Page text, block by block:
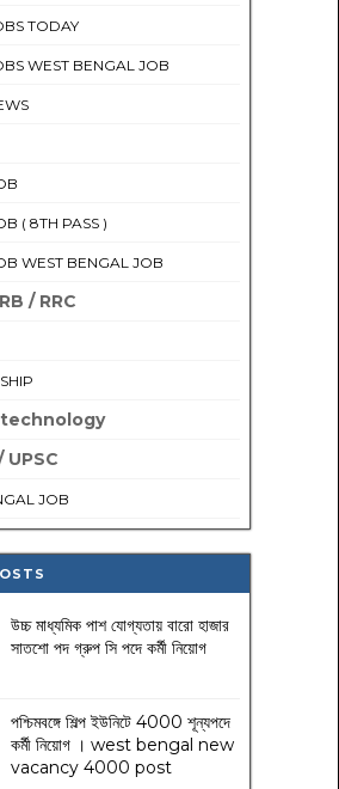
TODAY
WEST BENGAL JOB
( 8TH PASS )
WEST BENGAL JOB
/ RRC
UPSC
JOB
উচ্চ মাধ্যমিক পাশ যোগ্যতায় বারো হাজার
সাতশো পদ গ্রুপ সি পদে কর্মী নিয়োগ
পশ্চিমবঙ্গে শিল্প ইউনিটে 4000 শূন্যপদে
কর্মী নিয়োগ । west bengal new
vacancy 4000 post